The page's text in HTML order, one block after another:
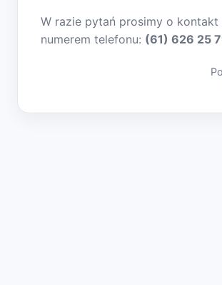
W razie pytań prosimy o kontakt
numerem telefonu: (61) 626 25